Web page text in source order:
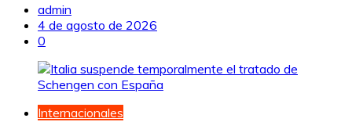
admin
4 de agosto de 2026
0
Internacionales